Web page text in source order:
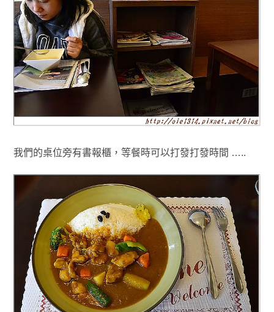
我們的桌位旁有書報櫃，等餐時可以打發打發時間 …..